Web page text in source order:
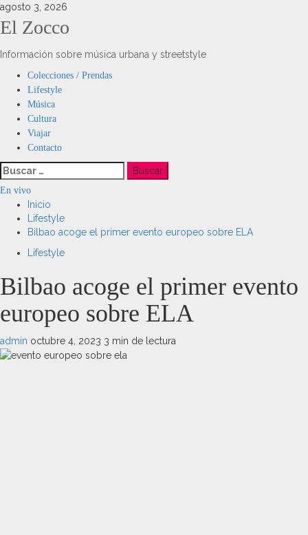
Saltar
al
contenido
agosto 3, 2026
El Zocco
Información sobre música urbana y streetstyle
Menú
principal
Colecciones / Prendas
Lifestyle
Música
Cultura
Viajar
Contacto
Buscar:
En vivo
Inicio
Lifestyle
Bilbao acoge el primer evento europeo sobre ELA
Lifestyle
Bilbao acoge el primer evento
europeo sobre ELA
admin octubre 4, 2023 3 min de lectura